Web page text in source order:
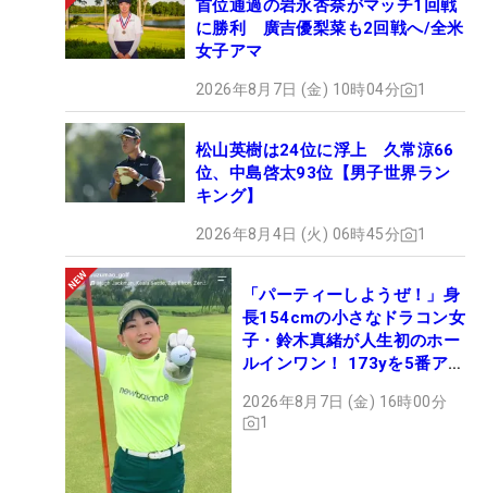
首位通過の岩永杏奈がマッチ1回戦
に勝利 廣吉優梨菜も2回戦へ/全米
女子アマ
2026年8月7日 (金) 10時04分 1
松山英樹は24位に浮上 久常涼66
位、中島啓太93位【男子世界ラン
キング】
2026年8月4日 (火) 06時45分 1
「パーティーしようぜ！」身
長154cmの小さなドラコン女
子・鈴木真緒が人生初のホー
ルインワン！ 173yを5番アイ
2026年8月7日 (金) 16時00分
1